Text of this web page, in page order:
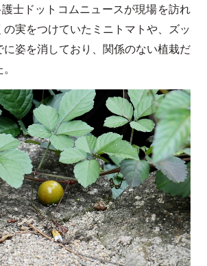
士ドットコムニュースが現場を訪れ
実をつけていたミニトマトや、ズッ
姿を消しており、関係のない植栽だ